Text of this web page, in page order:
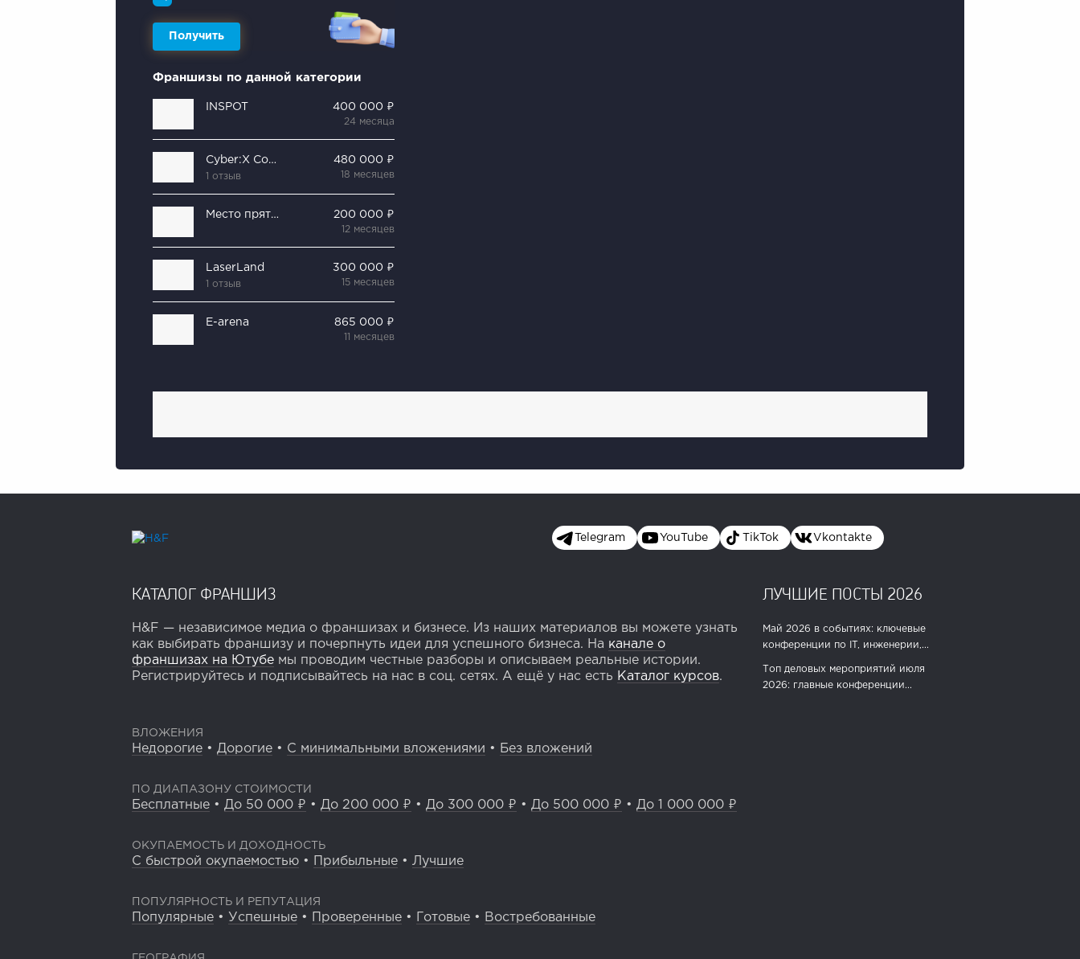
Получить
Франшизы по данной категории
INSPOT 400 000 ₽
24 месяца
Cyber:X Community
1 отзыв
480 000 ₽
18 месяцев
Место пряток 200 000 ₽
12 месяцев
LaserLand
1 отзыв
300 000 ₽
15 месяцев
E-arena 865 000 ₽
11 месяцев
Telegram YouTube TikTok Vkontakte
КАТАЛОГ ФРАНШИЗ
H&F — независимое медиа о франшизах и бизнесе. Из наших материалов вы можете узнать
как выбирать франшизу и почерпнуть идеи для успешного бизнеса. На канале о
франшизах на Ютубе мы проводим честные разборы и описываем реальные истории.
Регистрируйтесь и подписывайтесь на нас в соц. сетях. А ещё у нас есть Каталог курсов.
ЛУЧШИЕ ПОСТЫ 2026
Май 2026 в событиях: ключевые
конференции по IT, инженерии,...
Топ деловых мероприятий июля
2026: главные конференции...
ВЛОЖЕНИЯ
Недорогие • Дорогие • С минимальными вложениями • Без вложений
ПО ДИАПАЗОНУ СТОИМОСТИ
Бесплатные • До 50 000 ₽ • До 200 000 ₽ • До 300 000 ₽ • До 500 000 ₽ • До 1 000 000 ₽
ОКУПАЕМОСТЬ И ДОХОДНОСТЬ
С быстрой окупаемостью • Прибыльные • Лучшие
ПОПУЛЯРНОСТЬ И РЕПУТАЦИЯ
Популярные • Успешные • Проверенные • Готовые • Востребованные